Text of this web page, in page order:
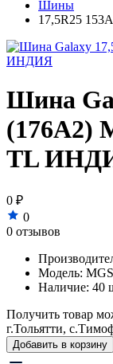
Шины
17,5R25
Шина
(176A2)
TL
0 ₽
0
0 отзывов
Модель:
Наличие: 40
Получить товар
г.Тольятти,
Добавить в корзину